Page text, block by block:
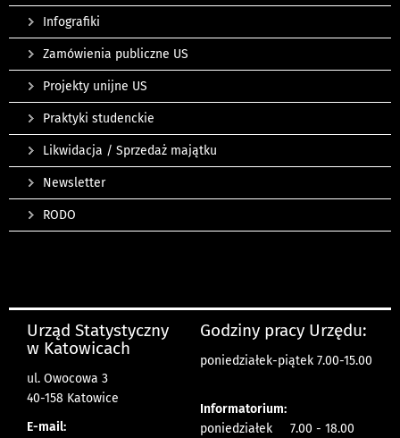
Infografiki
Zamówienia publiczne US
Projekty unijne US
Praktyki studenckie
Likwidacja / Sprzedaż majątku
Newsletter
RODO
Urząd Statystyczny
w Katowicach
ul. Owocowa 3
40-158 Katowice
E-mail:
Godziny pracy Urzędu:
poniedziałek-piątek 7.00-15.00
Informatorium:
poniedziałek 7.00 - 18.00